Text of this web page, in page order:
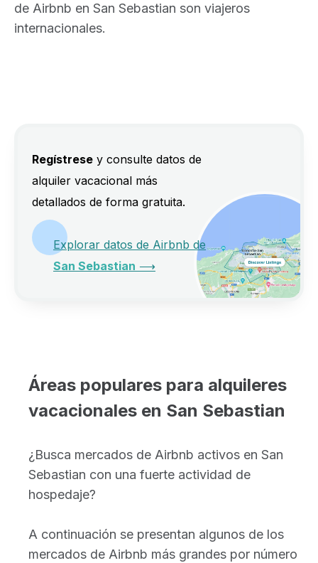
de Airbnb en San Sebastian son viajeros
internacionales.
Regístrese y consulte datos de
alquiler vacacional más
detallados de forma gratuita.
Explorar datos de Airbnb de
San Sebastian ⟶
Áreas populares para alquileres
vacacionales en San Sebastian
¿Busca mercados de Airbnb activos en San
Sebastian con una fuerte actividad de
hospedaje?
A continuación se presentan algunos de los
mercados de Airbnb más grandes por número